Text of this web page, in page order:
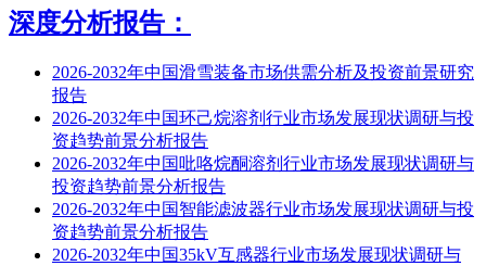
深度分析报告：
2026-2032年中国滑雪装备市场供需分析及投资前景研究
报告
2026-2032年中国环己烷溶剂行业市场发展现状调研与投
资趋势前景分析报告
2026-2032年中国吡咯烷酮溶剂行业市场发展现状调研与
投资趋势前景分析报告
2026-2032年中国智能滤波器行业市场发展现状调研与投
资趋势前景分析报告
2026-2032年中国35kV互感器行业市场发展现状调研与